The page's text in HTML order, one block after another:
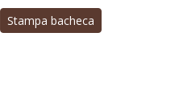
Stampa bacheca